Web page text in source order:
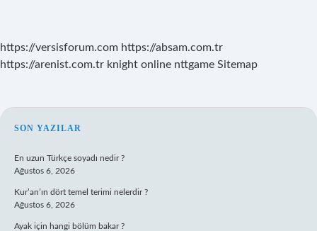
https://versisforum.com https://absam.com.tr
https://arenist.com.tr knight online nttgame Sitemap
SIDEBAR
SON YAZILAR
En uzun Türkçe soyadı nedir ?
Ağustos 6, 2026
Kur’an’ın dört temel terimi nelerdir ?
Ağustos 6, 2026
Ayak için hangi bölüm bakar ?